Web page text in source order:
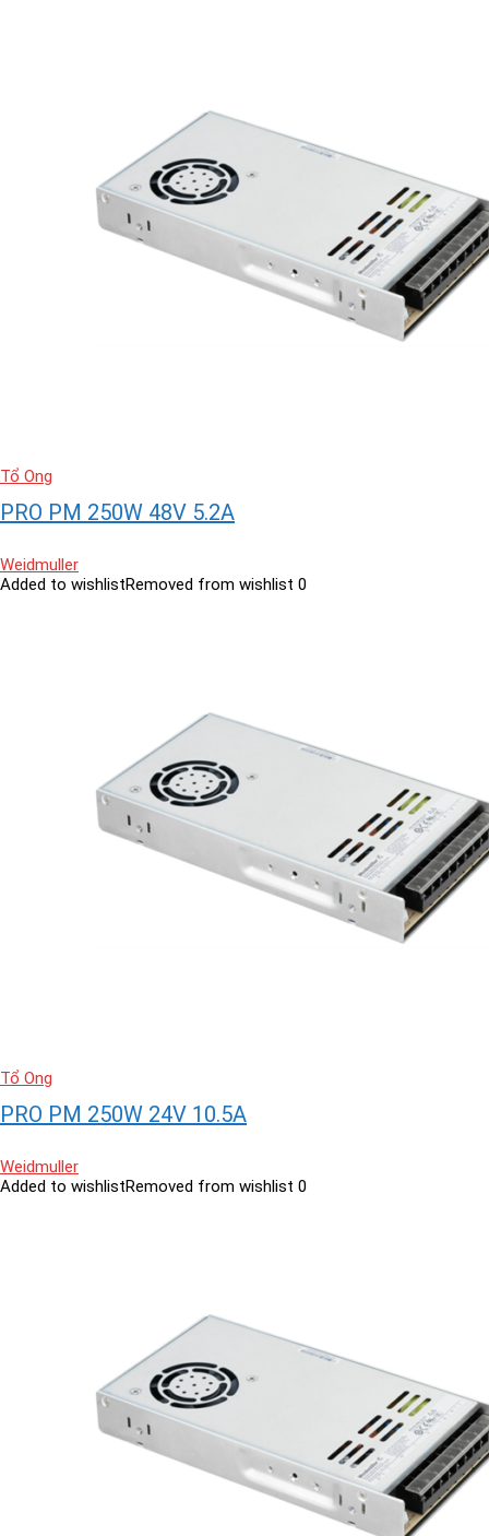
Tổ Ong
PRO PM 250W 48V 5.2A
Weidmuller
Added to wishlistRemoved from wishlist 0
Tổ Ong
PRO PM 250W 24V 10.5A
Weidmuller
Added to wishlistRemoved from wishlist 0